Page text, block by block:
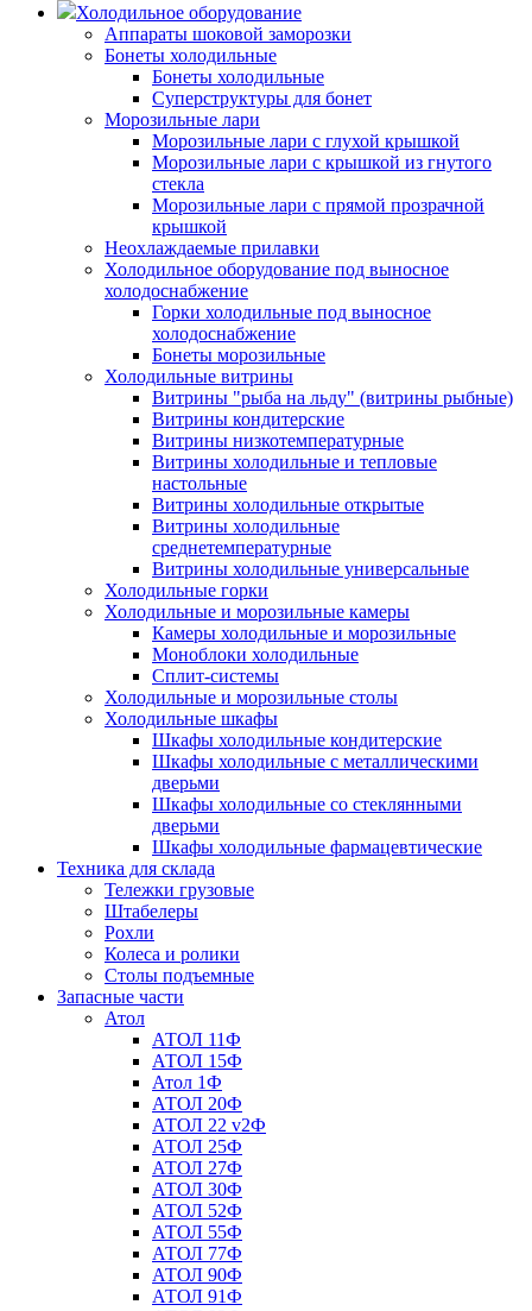
Холодильное оборудование
Аппараты шоковой заморозки
Бонеты холодильные
Бонеты холодильные
Суперструктуры для бонет
Морозильные лари
Морозильные лари с глухой крышкой
Морозильные лари с крышкой из гнутого
стекла
Морозильные лари с прямой прозрачной
крышкой
Неохлаждаемые прилавки
Холодильное оборудование под выносное
холодоснабжение
Горки холодильные под выносное
холодоснабжение
Бонеты морозильные
Холодильные витрины
Витрины "рыба на льду" (витрины рыбные)
Витрины кондитерские
Витрины низкотемпературные
Витрины холодильные и тепловые
настольные
Витрины холодильные открытые
Витрины холодильные
среднетемпературные
Витрины холодильные универсальные
Холодильные горки
Холодильные и морозильные камеры
Камеры холодильные и морозильные
Моноблоки холодильные
Сплит-системы
Холодильные и морозильные столы
Холодильные шкафы
Шкафы холодильные кондитерские
Шкафы холодильные с металлическими
дверьми
Шкафы холодильные со стеклянными
дверьми
Шкафы холодильные фармацевтические
Техника для склада
Тележки грузовые
Штабелеры
Рохли
Колеса и ролики
Столы подъемные
Запасные части
Атол
АТОЛ 11Ф
АТОЛ 15Ф
Атол 1Ф
АТОЛ 20Ф
АТОЛ 22 v2Ф
АТОЛ 25Ф
АТОЛ 27Ф
АТОЛ 30Ф
АТОЛ 52Ф
АТОЛ 55Ф
АТОЛ 77Ф
АТОЛ 90Ф
АТОЛ 91Ф